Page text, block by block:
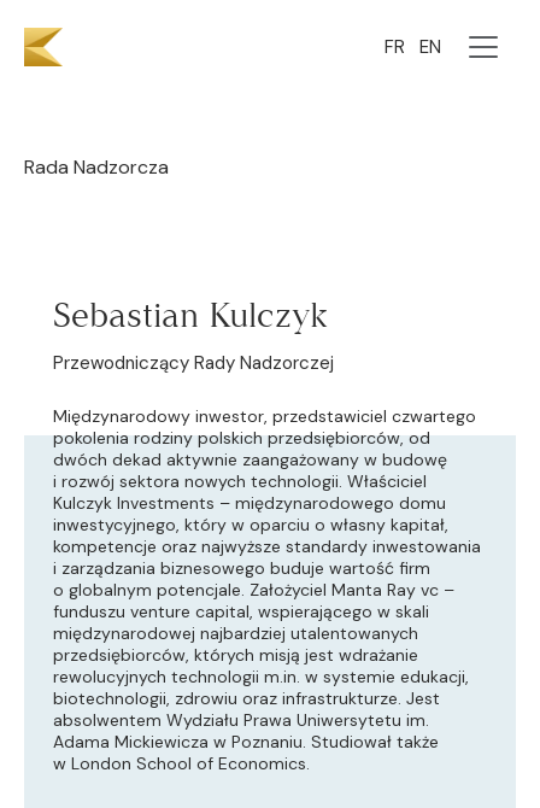
FR EN
Zespół
Rada Nadzorcza
Sebastian Kulczyk
Przewodniczący Rady Nadzorczej
Międzynarodowy inwestor, przedstawiciel czwartego
pokolenia rodziny polskich przedsiębiorców, od
dwóch dekad aktywnie zaangażowany w budowę
i rozwój sektora nowych technologii. Właściciel
Kulczyk Investments – międzynarodowego domu
inwestycyjnego, który w oparciu o własny kapitał,
kompetencje oraz najwyższe standardy inwestowania
i zarządzania biznesowego buduje wartość firm
o globalnym potencjale. Założyciel Manta Ray vc –
funduszu venture capital, wspierającego w skali
międzynarodowej najbardziej utalentowanych
przedsiębiorców, których misją jest wdrażanie
rewolucyjnych technologii m.in. w systemie edukacji,
biotechnologii, zdrowiu oraz infrastrukturze. Jest
absolwentem Wydziału Prawa Uniwersytetu im.
Adama Mickiewicza w Poznaniu. Studiował także
w London School of Economics.